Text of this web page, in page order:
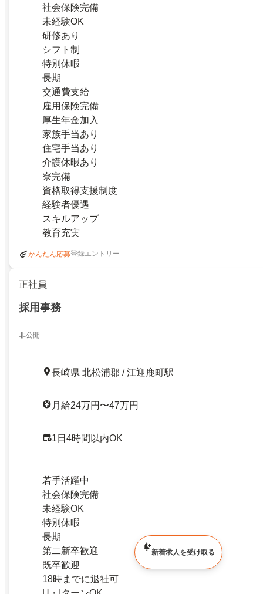
社会保険完備
未経験OK
研修あり
シフト制
特別休暇
長期
交通費支給
雇用保険完備
厚生年金加入
家族手当あり
住宅手当あり
介護休暇あり
寮完備
資格取得支援制度
経験者優遇
スキルアップ
教育充実
かんたん応募登録エントリー
正社員
採用事務
非公開
長崎県 北松浦郡 / 江迎鹿町駅
月給24万円〜47万円
1日4時間以内OK
若手活躍中
社会保険完備
未経験OK
特別休暇
長期
第二新卒歓迎
既卒歓迎
18時までに退社可
新着求人を受け取る